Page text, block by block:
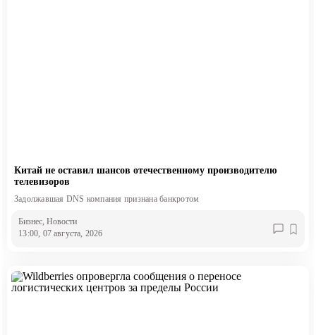
Китай не оставил шансов отечественному производителю
телевизоров
Задолжавшая DNS компания признана банкротом
Бизнес , Новости
13:00, 07 августа, 2026